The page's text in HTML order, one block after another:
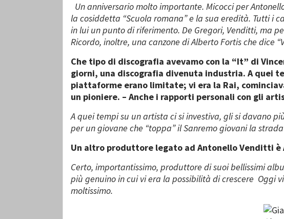
Un anniversario molto importante. Micocci per
la cosiddetta “Scuola romana” e la sua eredità. Tutti i
in lui un punto di riferimento. De Gregori, Venditti, ma
Ricordo, inoltre, una canzone di Alberto Fortis che dice
Che tipo di discografia avevamo con la “It” di
giorni, una discografia divenuta industria. A quei
piattaforme erano limitate; vi era la Rai,
un pioniere. – Anche i rapporti personali con gli
A quei tempi su un artista ci si investiva, gli si davano
per un giovane che “toppa” il Sanremo giovani la
Un altro produttore legato ad Antonello Venditti è
Certo, importantissimo, produttore di suoi bellissimi
più genuino in cui vi era la possibilità di crescere Oggi
moltissimo.